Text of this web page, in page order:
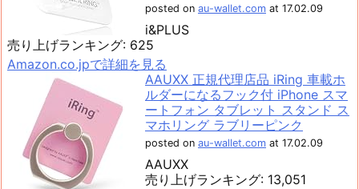
posted on au-wallet.com at 17.02.09
i&PLUS
売り上げランキング: 625
Amazon.co.jpで詳細を見る
AAUXX 正規代理店品 iRing 車載ホ
ルダーになるフック付 iPhone スマ
ートフォン タブレット スタンド ス
マホリング ラブリーピンク
posted on au-wallet.com at 17.02.09
AAUXX
売り上げランキング: 13,051